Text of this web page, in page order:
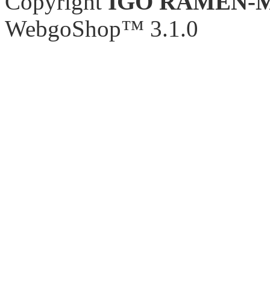
WebgoShop™ 3.1.0